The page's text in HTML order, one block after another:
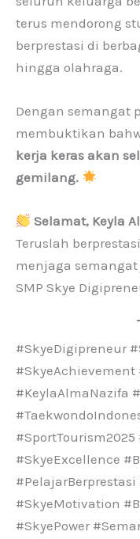
terus mendorong
berprestasi di
hingga olahraga.
Dengan semangat
membuktikan
kerja keras akan
gemilang.
Selamat, Keyla
Teruslah
menjaga
SMP Skye
#SkyeDigipreneur
#SkyeAchievement
#KeylaAlmaNazifa
#SkyeExcellence
#SkyeMotivation
#SkyePower